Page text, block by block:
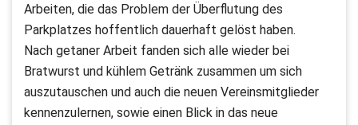
Arbeiten, die das Problem der Überflutung des
Parkplatzes hoffentlich dauerhaft gelöst haben.
Nach getaner Arbeit fanden sich alle wieder bei
Bratwurst und kühlem Getränk zusammen um sich
auszutauschen und auch die neuen Vereinsmitglieder
kennenzulernen, sowie einen Blick in das neue